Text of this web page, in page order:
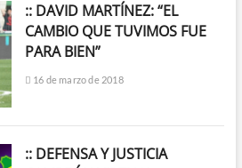
:: DAVID MARTÍNEZ: “EL
CAMBIO QUE TUVIMOS FUE
PARA BIEN”
16 de marzo de 2018
:: DEFENSA Y JUSTICIA